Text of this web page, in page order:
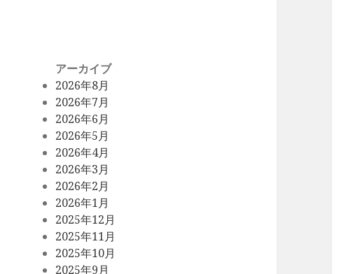
アーカイブ
2026年8月
2026年7月
2026年6月
2026年5月
2026年4月
2026年3月
2026年2月
2026年1月
2025年12月
2025年11月
2025年10月
2025年9月